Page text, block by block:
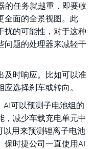
的任务就越重，即要收
全面的全景视图。此
扰的可能性，对于这种
问题的处理器来减轻干
及时响应。比如可以准
选择刹车或转向。
可以预测子电池组的
，减少车载充电单元中
以用来预测锂离子电池
保时捷公司一直使用AI